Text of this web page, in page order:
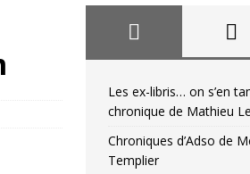
pour
Les ex-libris… on s’en
chronique de Mathieu
Chroniques d’Adso de
Templier